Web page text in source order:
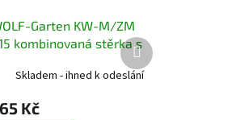
Garten KW-M/ZM
kombinovaná stěrka s
Skladem - ihned k odeslání
Kč
Další
produkt